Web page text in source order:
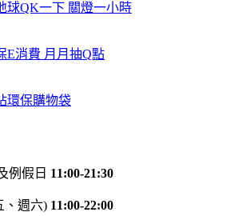
球QK一下 關燈一小時
E消費 月月抽Q點
環保購物袋
例假日 11:00-21:30
、週六) 11:00-22:00